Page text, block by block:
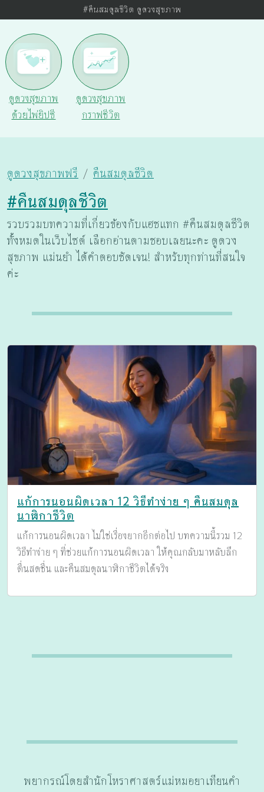
#คืนสมดุลชีวิต ดูดวงสุขภาพ
ดูดวงสุขภาพ
ด้วยไพ่ยิปซี
ดูดวงสุขภาพ
กราฟชีวิต
ดูดวงสุขภาพฟรี คืนสมดุลชีวิต
#คืนสมดุลชีวิต
รวบรวมบทความที่เกี่ยวข้องกับแฮชแทก #คืนสมดุลชีวิต
ทั้งหมดในเว็บไซต์ เลือกอ่านตามชอบเลยนะคะ ดูดวง
สุขภาพ แม่นยำ ได้คำตอบชัดเจน! สำหรับทุกท่านที่สนใจ
ค่ะ
แก้การนอนผิดเวลา 12 วิธีทำง่าย ๆ คืนสมดุล
นาฬิกาชีวิต
แก้การนอนผิดเวลา ไม่ใช่เรื่องยากอีกต่อไป บทความนี้รวม 12
วิธีทำง่าย ๆ ที่ช่วยแก้การนอนผิดเวลา ให้คุณกลับมาหลับลึก
ตื่นสดชื่น และคืนสมดุลนาฬิกาชีวิตได้จริง
พยากรณ์โดยสำนักโหราศาสตร์แม่หมอยาเทียนคำ